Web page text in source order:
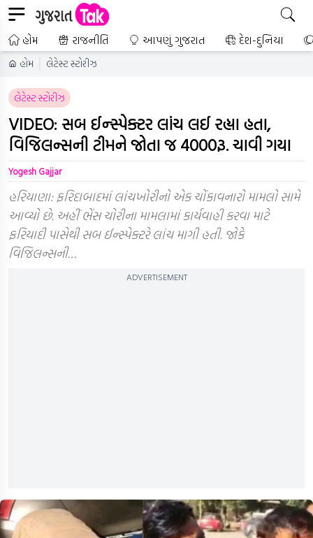
હોમ રાજનીતિ આપણું ગુજરાત દેશ-દુનિયા
હોમ લેટેસ્ટ સ્ટોરીઝ
લેટેસ્ટ સ્ટોરીઝ
VIDEO: સબ ઈન્સ્પેક્ટર લાંચ લઈ રહ્યા હતા,
વિજિલન્સની ટીમને જોતા જ 4000રૂ. ચાવી ગયા
Yogesh Gajjar
હરિયાણા: ફરિદાબાદમાં લાંચખોરીનો એક ચોંકાવનારો મામલો સામે
આવ્યો છે. અહીં ભેંસ ચોરીના મામલામાં કાર્યવાહી કરવા માટે
ફરિયાદી પાસેથી સબ ઈન્સ્પેક્ટરે લાંચ માગી હતી. જોકે
વિજિલન્સની…
ADVERTISEMENT